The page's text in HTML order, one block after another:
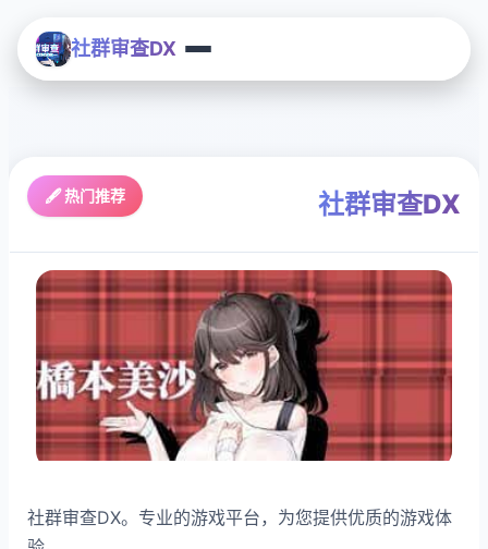
社群审查DX
🖋️ 热门推荐 社群审查DX
社群审查DX。专业的游戏平台，为您提供优质的游戏体